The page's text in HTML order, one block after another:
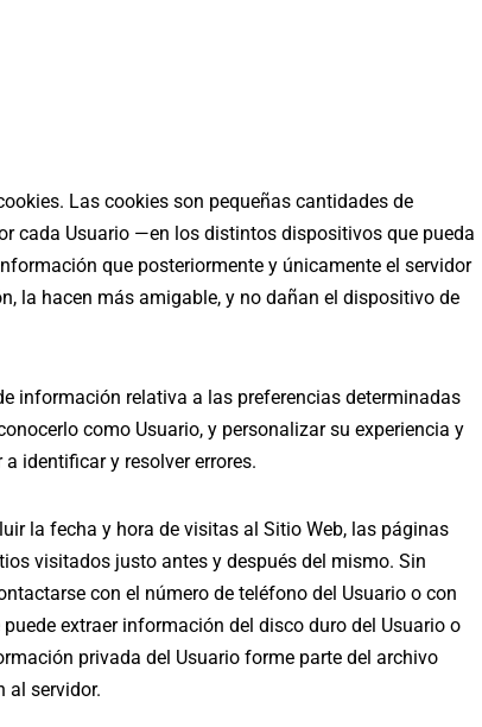
Las cookies son pequeñas cantidades de
cada Usuario —en los distintos dispositivos que pueda
que posteriormente y únicamente el servidor
la hacen más amigable, y no dañan el dispositivo de
información relativa a las preferencias determinadas
como Usuario, y personalizar su experiencia y
identificar y resolver errores.
la fecha y hora de visitas al Sitio Web, las páginas
visitados justo antes y después del mismo. Sin
con el número de teléfono del Usuario o con
extraer información del disco duro del Usuario o
privada del Usuario forme parte del archivo
al servidor.